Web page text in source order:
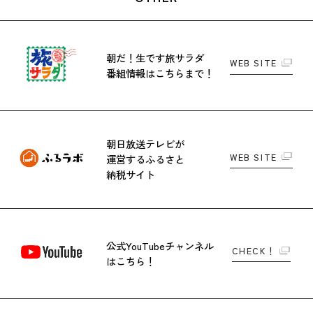
朝だ！生です旅サラダ
番組情報はこちらまで！
WEB SITE
朝日放送テレビが
運営するふるさと
納税サイト
WEB SITE
公式YouTubeチャンネル
はこちら！
CHECK！